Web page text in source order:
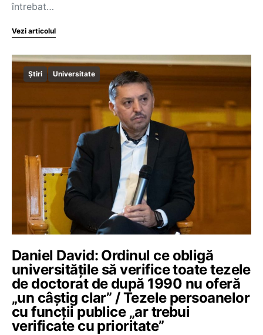
întrebat…
Vezi articolul
Știri Universitate
Daniel David: Ordinul ce obligă
universitățile să verifice toate tezele
de doctorat de după 1990 nu oferă
„un câștig clar” / Tezele persoanelor
cu funcții publice „ar trebui
verificate cu prioritate”